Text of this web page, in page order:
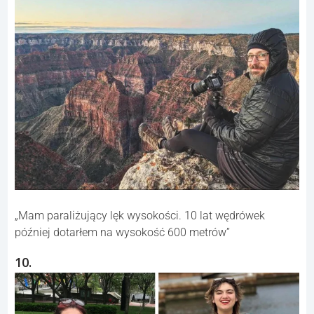
„Mam paraliżujący lęk wysokości. 10 lat wędrówek
później dotarłem na wysokość 600 metrów”
10.